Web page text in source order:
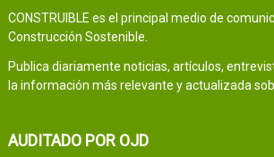
CONSTRUIBLE es el principal medio de
Construcción Sostenible.
Publica diariamente noticias, artículos,
la información más relevante y actualizada
AUDITADO POR OJD